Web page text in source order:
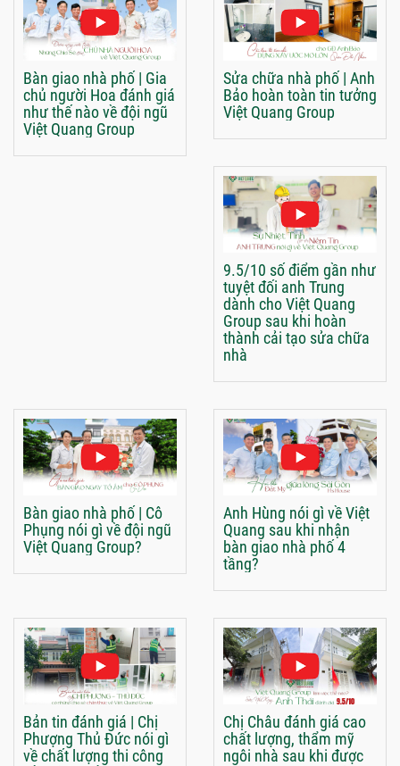
Bàn giao nhà phố | Gia
chủ người Hoa đánh giá
như thế nào về đội ngũ
Việt Quang Group
Sửa chữa nhà phố | Anh
Bảo hoàn toàn tin tưởng
Việt Quang Group
9.5/10 số điểm gần như
tuyệt đối anh Trung
dành cho Việt Quang
Group sau khi hoàn
thành cải tạo sửa chữa
nhà
Bàn giao nhà phố | Cô
Phụng nói gì về đội ngũ
Việt Quang Group?
Anh Hùng nói gì về Việt
Quang sau khi nhận
bàn giao nhà phố 4
tầng?
Bản tin đánh giá | Chị
Phượng Thủ Đức nói gì
về chất lượng thi công
Chị Châu đánh giá cao
chất lượng, thẩm mỹ
ngôi nhà sau khi được